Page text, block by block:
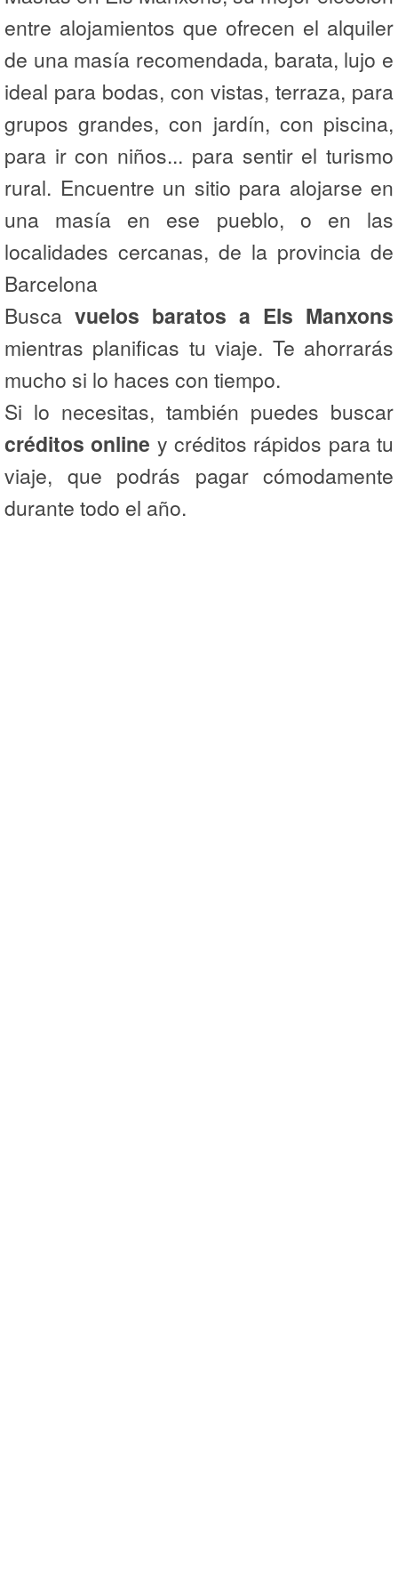
entre alojamientos que ofrecen el alquiler
de una masía recomendada, barata, lujo e
ideal para bodas, con vistas, terraza, para
grupos grandes, con jardín, con piscina,
para ir con niños... para sentir el turismo
rural. Encuentre un sitio para alojarse en
una masía en ese pueblo, o en las
localidades cercanas, de la provincia de
Barcelona
Busca vuelos baratos a Els Manxons
mientras planificas tu viaje. Te ahorrarás
mucho si lo haces con tiempo.
Si lo necesitas, también puedes buscar
créditos online y créditos rápidos para tu
viaje, que podrás pagar cómodamente
durante todo el año.